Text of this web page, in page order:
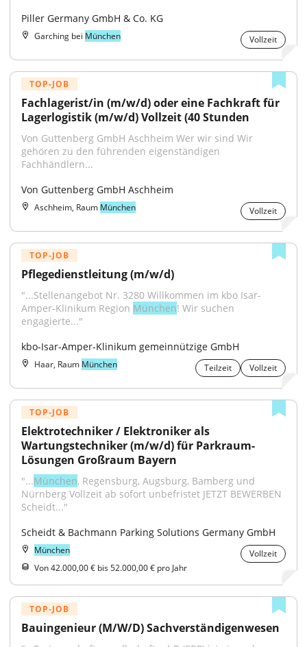
Piller Germany GmbH & Co. KG
Garching bei München Vollzeit
TOP-JOB
Fachlagerist/in (m/w/d) oder eine Fachkraft für
Lagerlogistik (m/w/d) Vollzeit (40 Stunden
Von Guttenberg GmbH Aschheim Wer wir sind Wir
gehören zu den führenden eigenständigen
Fachhändlern...
Von Guttenberg GmbH Aschheim
Aschheim, Raum München Vollzeit
TOP-JOB
Pflegedienstleitung (m/w/d)
"...Stellenangebot Nr. 3280 Willkommen im kbo Isar-
Amper-Klinikum Region München! Wir suchen
engagierte..."
kbo-Isar-Amper-Klinikum gemeinnützige GmbH
Haar, Raum München Teilzeit Vollzeit
TOP-JOB
Elektrotechniker / Elektroniker als
Wartungstechniker (m/w/d) für Parkraum-
Lösungen Großraum Bayern
"...München, Regensburg, Augsburg, Bamberg und
Nürnberg Vollzeit ab sofort unbefristet JETZT BEWERBEN
Scheidt..."
Scheidt & Bachmann Parking Solutions Germany GmbH
München
Vollzeit
Von 42.000,00 € bis 52.000,00 € pro Jahr
TOP-JOB
Bauingenieur (M/W/D) Sachverständigenwesen